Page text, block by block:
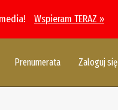
Wspieram TERAZ »
Prenumerata Zaloguj się